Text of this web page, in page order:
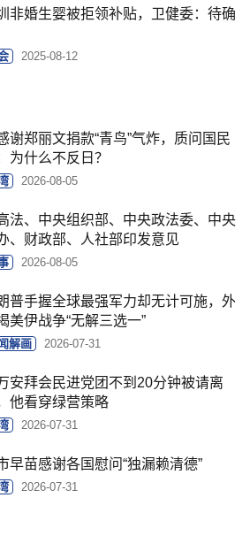
非婚生婴被拒领补贴，卫健委：待确
2025-08-12
谢郑丽文捐款“青鸟”气炸，质问国民
为什么不反日？
2026-08-05
法、中央组织部、中央政法委、中央
、财政部、人社部印发意见
2026-08-05
普手握全球最强军力却无计可施，外
美伊战争“无解三选一”
解画 2026-07-31
安拜会民进党团不到20分钟被请离
他看穿绿营策略
2026-07-31
早苗感谢各国慰问“独漏赖清德”
2026-07-31